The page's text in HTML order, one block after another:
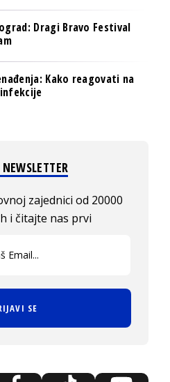
Dragi Bravo Festival
Kako reagovati na
zajednici od 20000
i čitajte nas prvi
SE